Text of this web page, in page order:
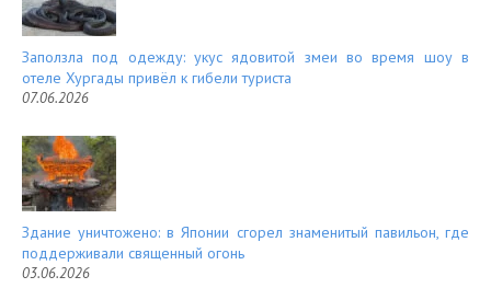
Заползла под одежду: укус ядовитой змеи во время шоу в
отеле Хургады привёл к гибели туриста
07.06.2026
Здание уничтожено: в Японии сгорел знаменитый павильон, где
поддерживали священный огонь
03.06.2026